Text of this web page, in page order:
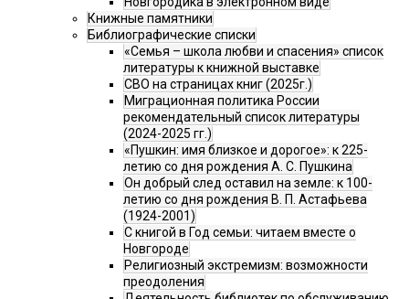
Книжные памятники
Библиографические списки
«Семья – школа любви и спасения» список
литературы к книжной выставке
СВО на страницах книг (2025г.)
Миграционная политика России
рекомендательный список литературы
(2024-2025 гг.)
«Пушкин: имя близкое и дорогое»: к 225-
летию со дня рождения А. С. Пушкина
Он добрый след оставил на земле: к 100-
летию со дня рождения В. П. Астафьева
(1924-2001)
С книгой в Год семьи: читаем вместе о
Новгороде
Религиозный экстремизм: возможности
преодоления